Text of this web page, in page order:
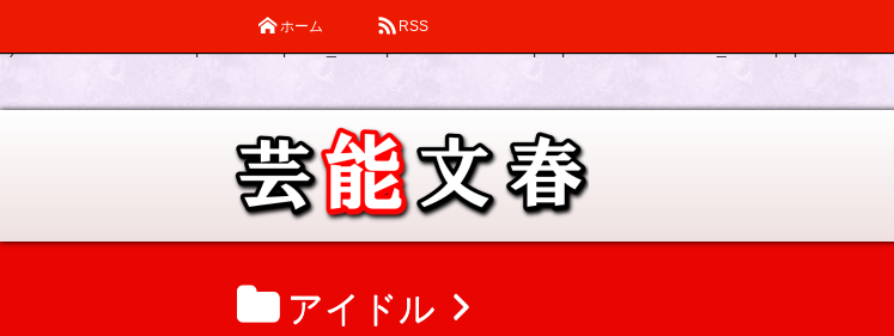
: Declaration of description_walker::start_el(&$output, $item, $depth, $args) should be compatible with
ホーム RSS
アイドル